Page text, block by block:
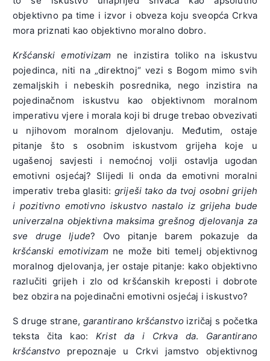
objektivno pa time i izvor i obveza koju sveopća Crkva
mora priznati kao objektivno moralno dobro.
Kršćanski emotivizam ne inzistira toliko na iskustvu
pojedinca, niti na „direktnoj“ vezi s Bogom mimo svih
zemaljskih i nebeskih posrednika, nego inzistira na
pojedinačnom iskustvu kao objektivnom moralnom
imperativu vjere i morala koji bi druge trebao obvezivati
u njihovom moralnom djelovanju. Međutim, ostaje
pitanje što s osobnim iskustvom grijeha koje u
ugašenoj savjesti i nemoćnoj volji ostavlja ugodan
emotivni osjećaj? Slijedi li onda da emotivni moralni
imperativ treba glasiti: griješi tako da tvoj osobni grijeh
i pozitivno emotivno iskustvo nastalo iz grijeha bude
univerzalna objektivna maksima grešnog djelovanja za
sve druge ljude? Ovo pitanje barem pokazuje da
kršćanski emotivizamne može biti temelj objektivnog
moralnog djelovanja, jer ostaje pitanje: kako objektivno
razlučiti grijeh i zlo od kršćanskih kreposti i dobrote
bez obzira na pojedinačni emotivni osjećaj i iskustvo?
S druge strane, garantirano kršćanstvoizričaj s početka
teksta čita kao: Krist da i Crkva da. Garantirano
kršćanstvo prepoznaje u Crkvi jamstvo objektivnog